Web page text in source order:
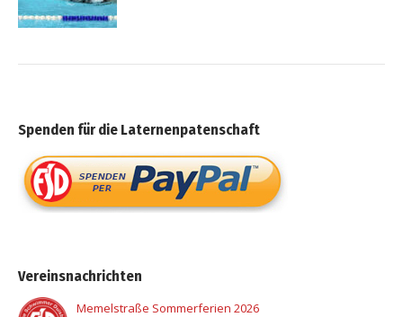
Spenden für die Laternenpatenschaft
Vereinsnachrichten
Memelstraße Sommerferien 2026